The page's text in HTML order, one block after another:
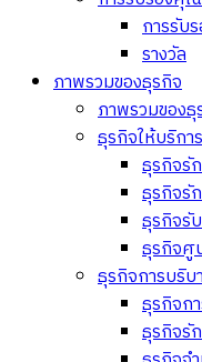
การรับ
รางวัล
ภาพรวมของธุรกิจ
ภาพรวมของ
ธุรกิจให้บริก
ธุรกิจรั
ธุรกิจรั
ธุรกิจรั
ธุรกิจศู
ธุรกิจการบริ
ธุรกิจก
ธุรกิจรั